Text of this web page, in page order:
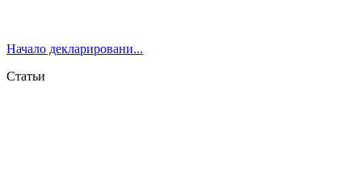
Начало декларировани...
Статьи